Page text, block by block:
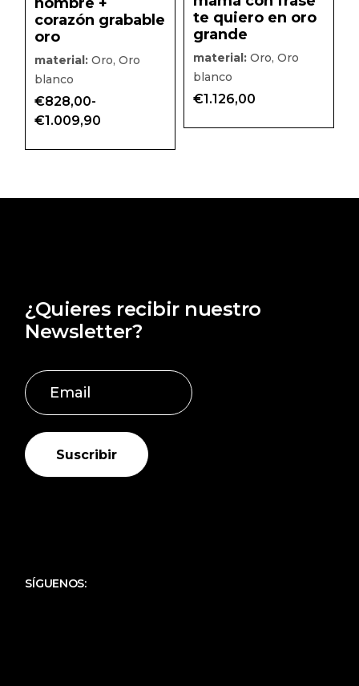
página
de
producto
corazón grabable
oro
material: Oro, Oro
blanco
€828,00-
€1.009,90
Rango
de
desde
te quiero en oro
grande
material:Oro, Oro
blanco
€1.126,00
¿Quieres recibir nuestro
Newsletter?
Suscribir
SÍGUENOS: